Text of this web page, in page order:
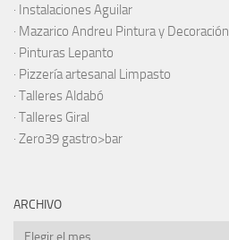
· Instalaciones Aguilar
· Mazarico Andreu Pintura y Decoración
· Pinturas Lepanto
· Pizzería artesanal Limpasto
· Talleres Aldabó
· Talleres Giral
· Zero39 gastro>bar
ARCHIVO
Archivo